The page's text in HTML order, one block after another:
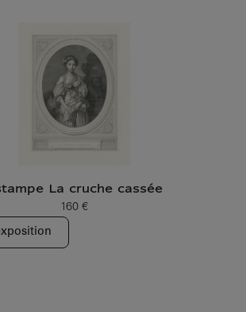
La cruche cassée
Prix ​​actuel
160 €